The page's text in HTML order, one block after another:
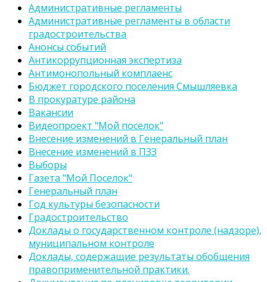
Административные регламенты
Административные регламенты в области
градостроительства
Анонсы событий
Антикоррупционная экспертиза
Антимонопольный комплаенс
Бюджет городского поселения Смышляевка
В прокуратуре района
Вакансии
Видеопроект "Мой поселок"
Внесение изменений в Генеральный план
Внесение изменений в ПЗЗ
Выборы
Газета "Мой Поселок"
Генеральный план
Год культуры безопасности
Градостроительство
Доклады о государственном контроле (надзоре),
муниципальном контроле
Доклады, содержащие результаты обобщения
правоприменительной практики.